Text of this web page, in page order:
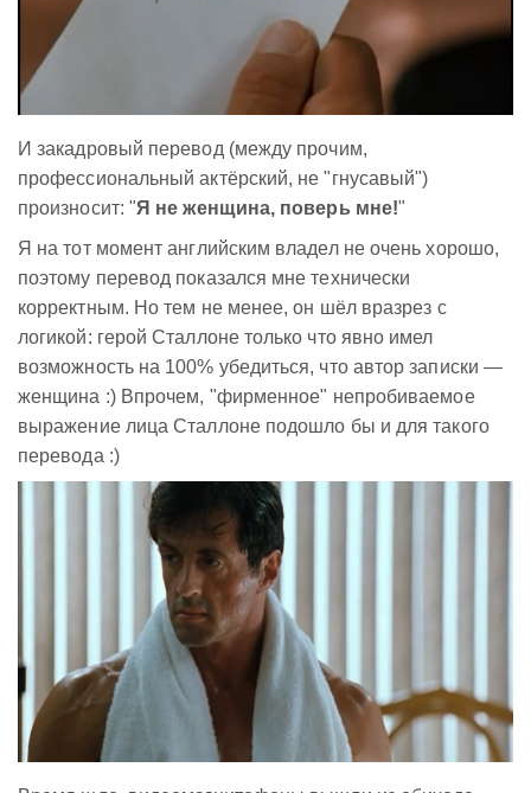
И закадровый перевод (между прочим,
профессиональный актёрский, не "гнусавый")
произносит: "Я не женщина, поверь мне!"
Я на тот момент английским владел не очень хорошо,
поэтому перевод показался мне технически
корректным. Но тем не менее, он шёл вразрез с
логикой: герой Сталлоне только что явно имел
возможность на 100% убедиться, что автор записки —
женщина :) Впрочем, "фирменное" непробиваемое
выражение лица Сталлоне подошло бы и для такого
перевода :)